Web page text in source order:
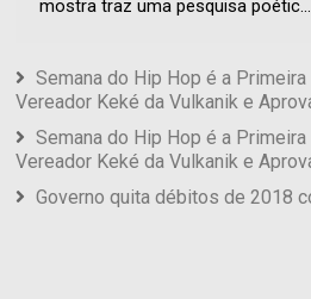
mostra traz uma pesquisa poétic...
Semana do Hip Hop é a
Vereador Keké da Vulkanik e
Semana do Hip Hop é a
Vereador Keké da Vulkanik e
Governo quita débitos de 2018